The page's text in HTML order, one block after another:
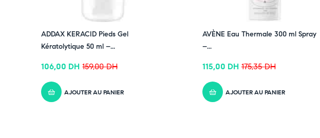
ADDAX KERACID Pieds Gel
Kératolytique 50 ml –...
159,00DH
106,00 DH
AJOUTER AU PANIER
AVÈNE Eau Thermale 300 ml Spray
–...
175,35DH
115,00 DH
AJOUTER AU PANIER